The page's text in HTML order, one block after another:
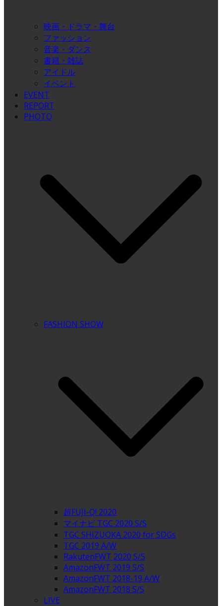
映画・ドラマ・舞台
ファッション
音楽・ダンス
書籍・雑誌
アイドル
イベント
EVENT
REPORT
PHOTO
FASHION SHOW
超FUJI-Q! 2020
マイナビ TGC 2020 S/S
TGC SHIZUOKA 2020 for SDGs
TGC 2019 A/W
RakutenFWT 2020 S/S
AmazonFWT 2019 S/S
AmazonFWT 2018-19 A/W
AmazonFWT 2018 S/S
LIVE